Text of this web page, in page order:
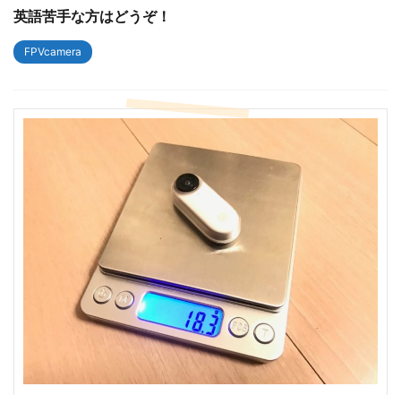
英語苦手な方はどうぞ！
FPVcamera